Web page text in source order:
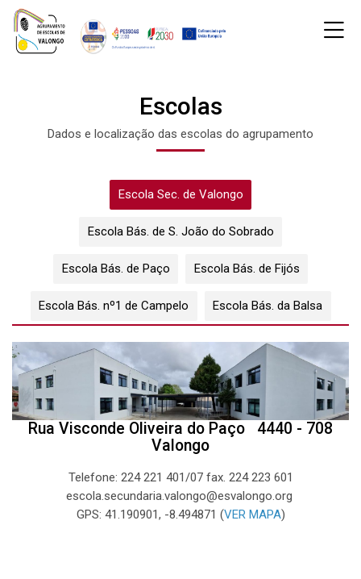
Skip to navigation
Skip to login form
Ir para o conteúdo principal
Skip to accessibility options
Skip to footer
Skip accessibility options
Última alteração: quarta-feira, 2 de outubro de 2024 às 00:15
Escolas
Dados e localização das escolas do agrupamento
Escola Sec. de Valongo
Escola Bás. de S. João do Sobrado
Escola Bás. de Paço Escola Bás. de Fijós
Escola Bás. nº1 de Campelo Escola Bás. da Balsa
Rua Visconde Oliveira do Paço 4440 - 708
Valongo
Telefone: 224 221 401/07 fax. 224 223 601
escola.secundaria.valongo@esvalongo.org
GPS: 41.190901, -8.494871 (VER MAPA)